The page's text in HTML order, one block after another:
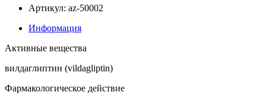
Артикул: az-50002
Информация
Активные вещества
вилдаглиптин (vildagliptin)
Фармакологическое действие